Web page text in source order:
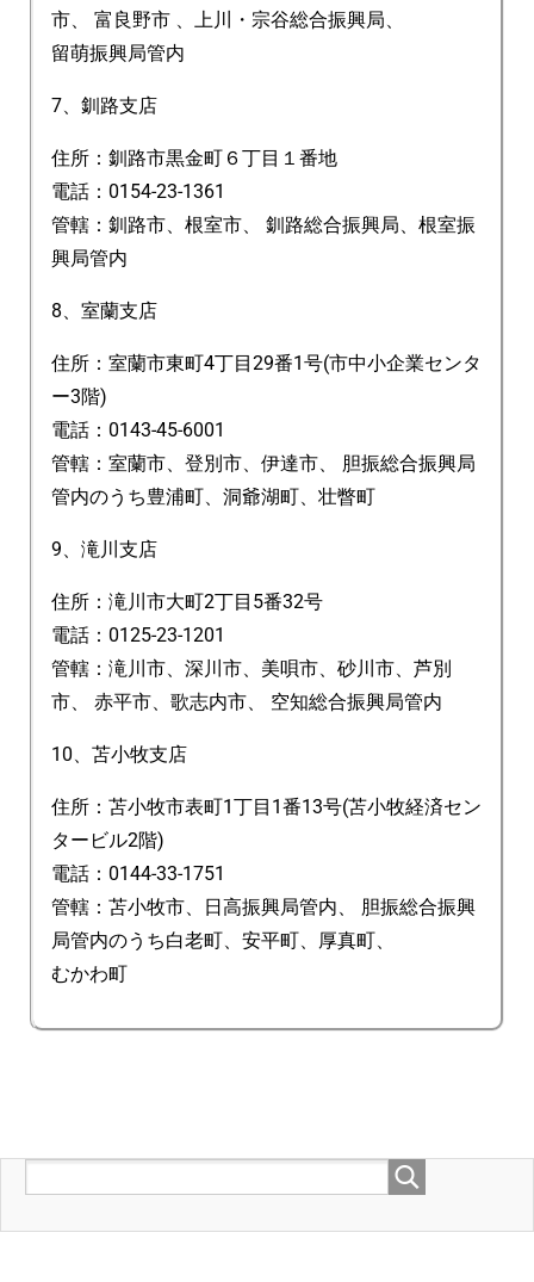
市、 富良野市 、上川・宗谷総合振興局、
留萌振興局管内
7、釧路支店
住所：釧路市黒金町６丁目１番地
電話：0154-23-1361
管轄：釧路市、根室市、 釧路総合振興局、根室振
興局管内
8、室蘭支店
住所：室蘭市東町4丁目29番1号(市中小企業センタ
ー3階)
電話：0143-45-6001
管轄：室蘭市、登別市、伊達市、 胆振総合振興局
管内のうち豊浦町、洞爺湖町、壮瞥町
9、滝川支店
住所：滝川市大町2丁目5番32号
電話：0125-23-1201
管轄：滝川市、深川市、美唄市、砂川市、芦別
市、 赤平市、歌志内市、 空知総合振興局管内
10、苫小牧支店
住所：苫小牧市表町1丁目1番13号(苫小牧経済セン
タービル2階)
電話：0144-33-1751
管轄：苫小牧市、日高振興局管内、 胆振総合振興
局管内のうち白老町、安平町、厚真町、
むかわ町